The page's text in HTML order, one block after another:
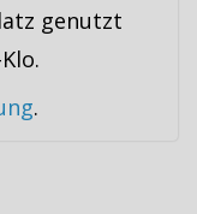
genutzt
.